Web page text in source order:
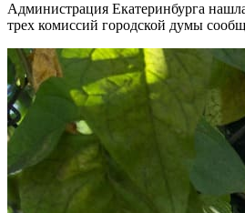
Администрация Екатеринбурга
трех комиссий городской думы